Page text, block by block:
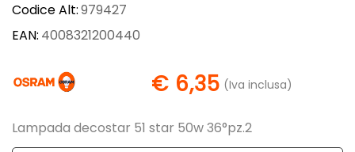
Codice Alt:979427
EAN: 4008321200440
€ 6,35 (Iva inclusa)
Lampada decostar 51 star 50w 36°pz.2